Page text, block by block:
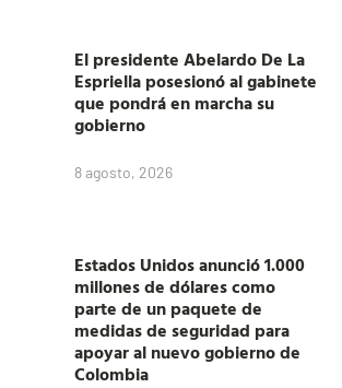
El presidente Abelardo De La
Espriella posesionó al gabinete
que pondrá en marcha su
gobierno
8 agosto, 2026
Estados Unidos anunció 1.000
millones de dólares como
parte de un paquete de
medidas de seguridad para
apoyar al nuevo gobierno de
Colombia